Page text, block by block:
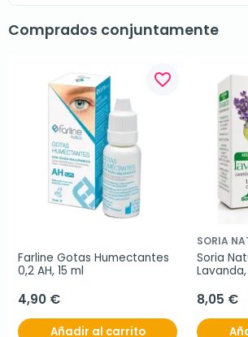
Comprados conjuntamente
favorite_border
Farline Gotas Humectantes
0,2 AH, 15 ml
4,90 €
Añadir al carrito
SORIA
Soria
Lavanda,
8,05 €